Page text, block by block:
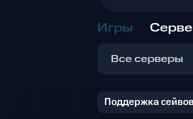
Игры
Все серверы
Поддержка сейвов